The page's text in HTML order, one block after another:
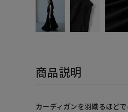
商品説明
カーディガンを羽織るほど